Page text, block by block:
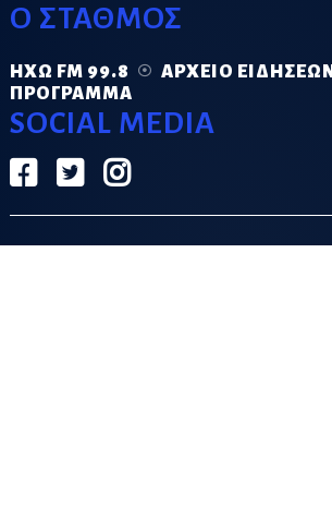
Ο ΣΤΑΘΜΟΣ
ΗΧΏ FM 99.8
ΑΡΧΕΊΟ ΕΙΔΉΣΕΩΝ
ΠΡΌΓΡΑΜΜΑ
SOCIAL MEDIA